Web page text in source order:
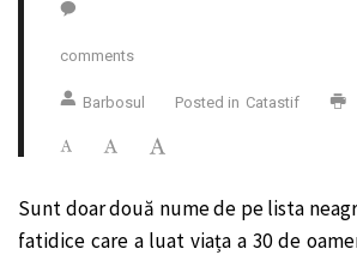
comments
Barbosul Posted in Catastif
Sunt doar două nume de pe lista
fatidice care a luat viața a 30 de